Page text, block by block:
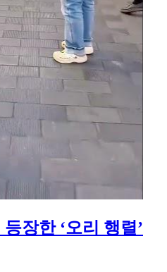
장한 ‘오리 행렬’